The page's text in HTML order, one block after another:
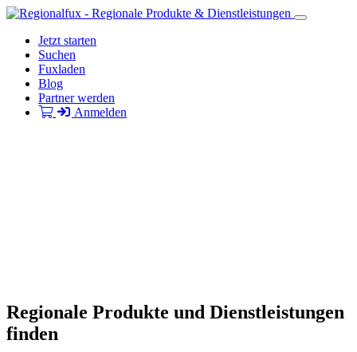
Jetzt starten
Suchen
Fuxladen
Blog
Partner werden
Anmelden
Regionale Produkte und Dienstleistungen
finden